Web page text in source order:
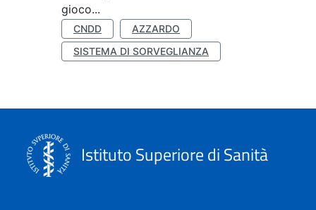
gioco...
CNDD
AZZARDO
SISTEMA DI SORVEGLIANZA
Istituto Superiore di Sanità